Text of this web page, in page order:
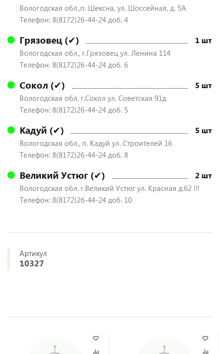
Вологодская обл.,п. Шексна, ул. Шоссейная, д. 5А
Телефон: 8(8172)26-44-24 доб. 4
Грязовец (✔) 1 шт
Вологодская обл., г.Грязовец ул. Ленина 114
Телефон: 8(8172)26-44-24 доб. 6
Сокол (✔) 5 шт
Вологодская обл. г.Сокол ул. Советская 91д
Телефон: 8(8172)26-44-24 доб. 5
Кадуй (✔) 5 шт
Вологодская обл., п. Кадуй ул. Строителей 16
Телефон: 8(8172)26-44-24 доб. 8
Великий Устюг (✔) 2 шт
Вологодская обл. г.Великий Устюг ул. Красная д.62 !!!
Телефон: 8(8172)26-44-24 доб. 10
Артикул
10327